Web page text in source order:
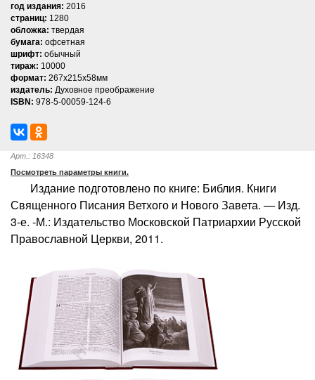
год издания: 2016
страниц: 1280
обложка: твердая
бумага: офсетная
шрифт: обычный
тираж: 10000
формат: 267x215x58мм
издатель: Духовное преображение
ISBN: 978-5-00059-124-6
Арт.: 16348
Посмотреть параметры книги.
Издание подготовлено по книге: Библия. Книги
Священного Писания Ветхого и Нового Завета. — Изд.
3-е. -М.: Издательство Московской Патриархии Русской
Православной Церкви, 2011.